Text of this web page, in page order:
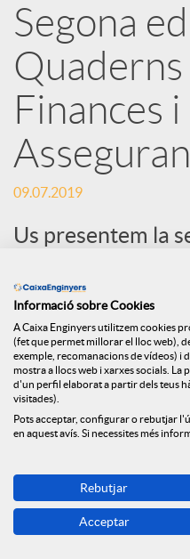
r
x
e
s
o
c
i
a
Segona
Quaderns
Finances i
09.07.2019
Us presentem la
Quaderns de
“Guia
invertir en els
molt baixos i
Informació sobre Cookies
A Caixa Enginyers utilitzem cookies
(fet que permet millorar el lloc web),
exemple, recomanacions de vídeos) i
mostra a llocs web i xarxes socials. La
d'un perfil elaborat a partir dels teus
visitades).
Pots acceptar, configurar o rebutjar
en aquest avís. Si necessites més
Rebutjar
Acceptar